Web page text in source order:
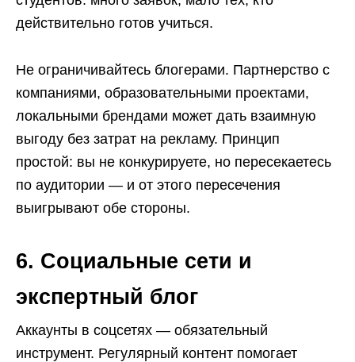
действительно готов учиться.
Не ограничивайтесь блогерами. Партнерство с
компаниями, образовательными проектами,
локальными брендами может дать взаимную
выгоду без затрат на рекламу. Принцип
простой: вы не конкурируете, но пересекаетесь
по аудитории — и от этого пересечения
выигрывают обе стороны.
6. Социальные сети и
экспертный блог
Аккаунты в соцсетях — обязательный
инструмент. Регулярный контент помогает